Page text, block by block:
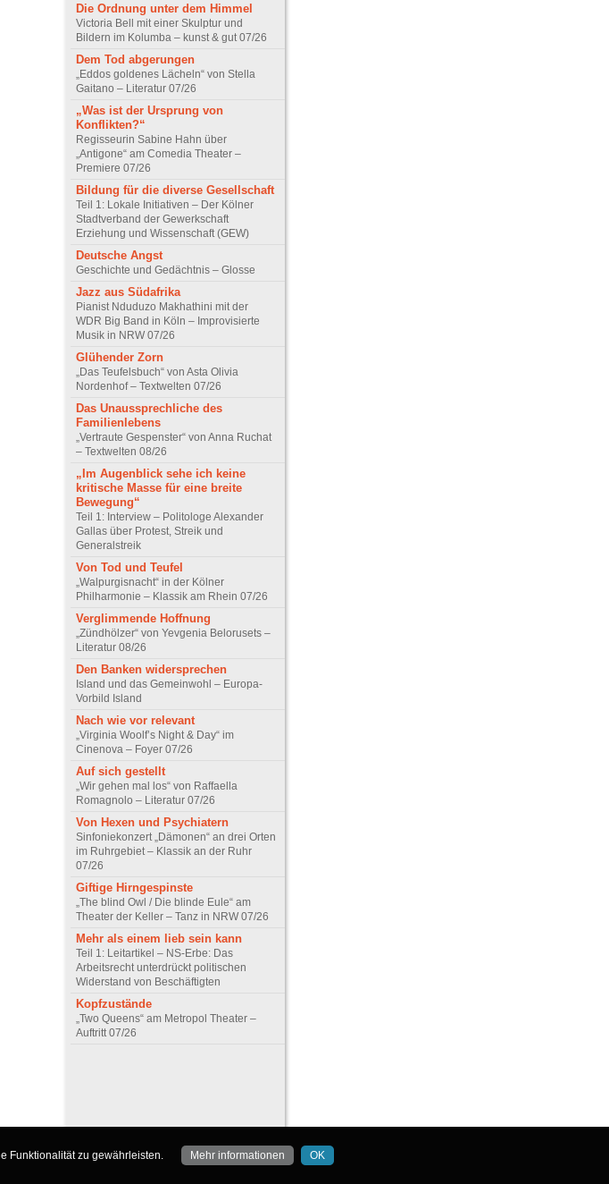
Die Ordnung unter dem Himmel
Victoria Bell mit einer Skulptur und
Bildern im Kolumba – kunst & gut 07/26
Dem Tod abgerungen
„Eddos goldenes Lächeln“ von Stella
Gaitano – Literatur 07/26
„Was ist der Ursprung von
Konflikten?“
Regisseurin Sabine Hahn über
„Antigone“ am Comedia Theater –
Premiere 07/26
Bildung für die diverse Gesellschaft
Teil 1: Lokale Initiativen – Der Kölner
Stadtverband der Gewerkschaft
Erziehung und Wissenschaft (GEW)
Deutsche Angst
Geschichte und Gedächtnis – Glosse
Jazz aus Südafrika
Pianist Nduduzo Makhathini mit der
WDR Big Band in Köln – Improvisierte
Musik in NRW 07/26
Glühender Zorn
„Das Teufelsbuch“ von Asta Olivia
Nordenhof – Textwelten 07/26
Das Unaussprechliche des
Familienlebens
„Vertraute Gespenster“ von Anna Ruchat
– Textwelten 08/26
„Im Augenblick sehe ich keine
kritische Masse für eine breite
Bewegung“
Teil 1: Interview – Politologe Alexander
Gallas über Protest, Streik und
Generalstreik
Von Tod und Teufel
„Walpurgisnacht“ in der Kölner
Philharmonie – Klassik am Rhein 07/26
Verglimmende Hoffnung
„Zündhölzer“ von Yevgenia Belorusets –
Literatur 08/26
Den Banken widersprechen
Island und das Gemeinwohl – Europa-
Vorbild Island
Nach wie vor relevant
„Virginia Woolf’s Night & Day“ im
Cinenova – Foyer 07/26
Auf sich gestellt
„Wir gehen mal los“ von Raffaella
Romagnolo – Literatur 07/26
Von Hexen und Psychiatern
Sinfoniekonzert „Dämonen“ an drei Orten
im Ruhrgebiet – Klassik an der Ruhr
07/26
Giftige Hirngespinste
„The blind Owl / Die blinde Eule“ am
Theater der Keller – Tanz in NRW 07/26
Mehr als einem lieb sein kann
Teil 1: Leitartikel – NS-Erbe: Das
Arbeitsrecht unterdrückt politischen
Widerstand von Beschäftigten
Kopfzustände
„Two Queens“ am Metropol Theater –
Auftritt 07/26
Funktionalität zu gewährleisten. Mehr informationen OK